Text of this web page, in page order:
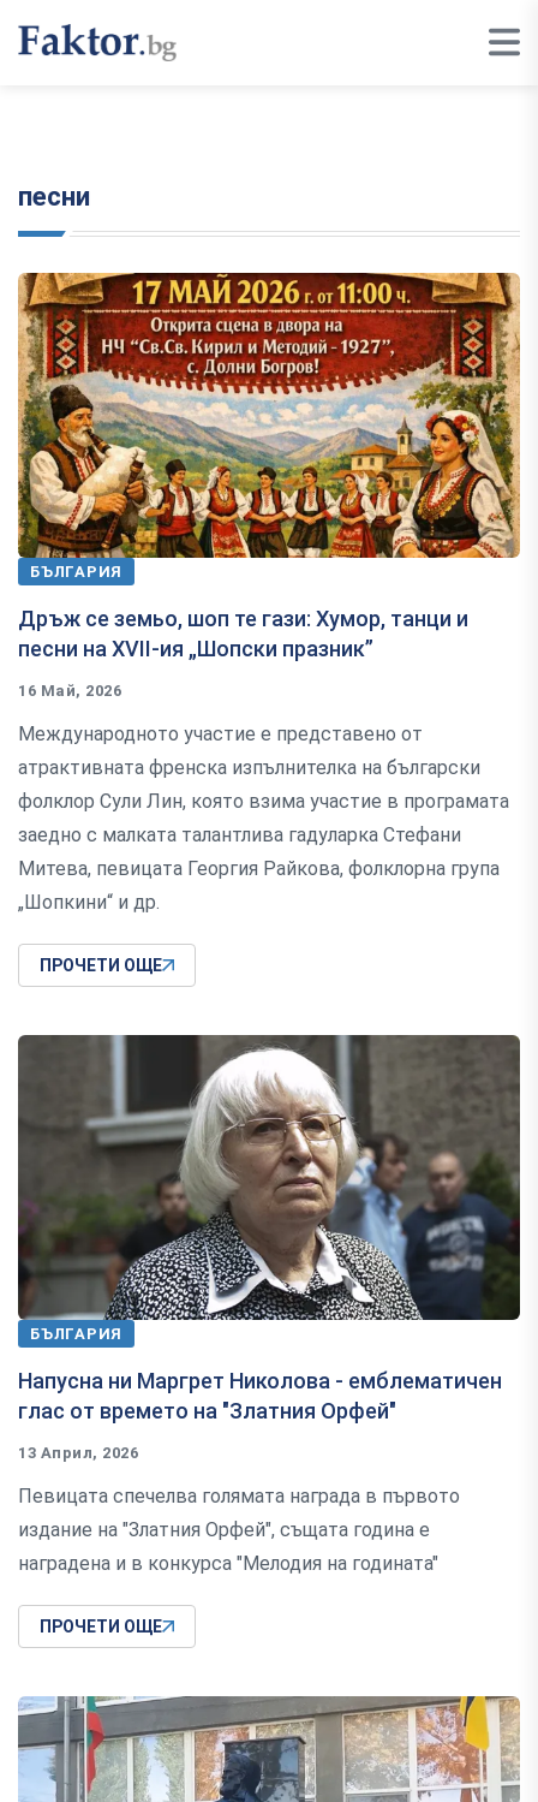
песни
БЪЛГАРИЯ
Дръж се земьо, шоп те гази: Хумор, танци и
песни на XVII-ия „Шопски празник”
16 Май, 2026
Международното участие е представено от
атрактивната френска изпълнителка на български
фолклор Сули Лин, която взима участие в програмата
заедно с малката талантлива гадуларка Стефани
Митева, певицата Георгия Райкова, фолклорна група
„Шопкини“ и др.
ПРОЧЕТИ ОЩЕ
БЪЛГАРИЯ
Напусна ни Маргрет Николова - емблематичен
глас от времето на "Златния Орфей"
13 Април, 2026
Певицата спечелва голямата награда в първото
издание на "Златния Орфей", същата година е
наградена и в конкурса "Мелодия на годината"
ПРОЧЕТИ ОЩЕ